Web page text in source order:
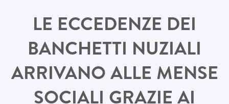
LE ECCEDENZE DEI
BANCHETTI NUZIALI
ARRIVANO ALLE MENSE
SOCIALI GRAZIE AI